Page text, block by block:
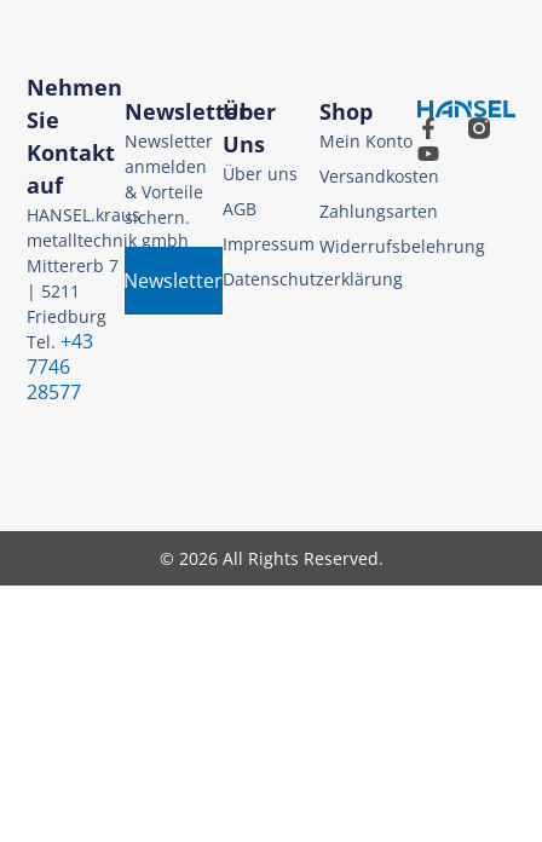
Über
Uns
Über uns
AGB
Impressum
Datenschutzerklärung
Shop
Mein Konto
Versandkosten
Zahlungsarten
Widerrufsbelehrung
Nehmen
Sie
Kontakt
auf
HANSEL.kraus
metalltechnik gmbh
Mittererb 7
| 5211
Friedburg
Tel.+43
7746
28577
Newsletter
Newsletter
anmelden
& Vorteile
sichern.
Newsletter
© 2026 All Rights Reserved.